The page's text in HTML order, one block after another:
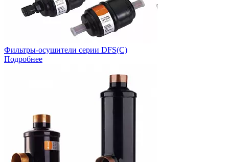
Фильтры-осушители серии DFS(С)
Подробнее